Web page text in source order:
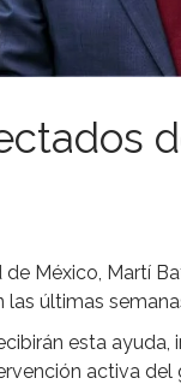
de México, Martí
últimas
esta
activa del